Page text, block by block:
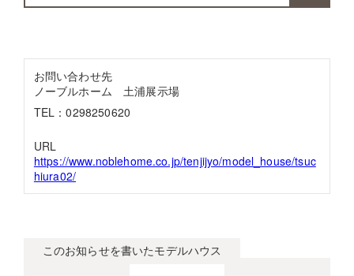
お問い合わせ先
ノーブルホーム 土浦展示場
TEL：0298250620
URL
https://www.noblehome.co.jp/tenjijyo/model_house/tsuc
hiura02/
このお知らせを書いたモデルハウス